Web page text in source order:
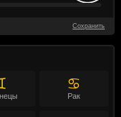
Сохранить
♋
Рак